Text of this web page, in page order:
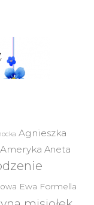
Agnieszka
Ameryka Aneta
Ewa Formella